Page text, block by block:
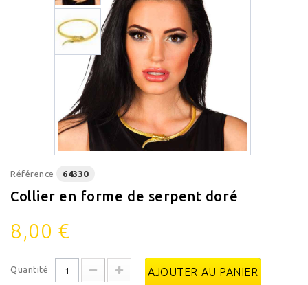
Référence 64330
Collier en forme de serpent doré
8,00 €
Quantité AJOUTER AU PANIER